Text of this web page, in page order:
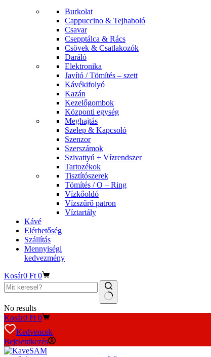
Burkolat
Cappuccino & Tejhaboló
Csavar
Csepptálca & Rács
Csövek & Csatlakozók
Daráló
Elektronika
Javító / Tömítés – szett
Kávékifolyó
Kazán
Kezelőgombok
Központi egység
Meghajtás
Szelep & Kapcsoló
Szenzor
Szerszámok
Szivattyú + Vízrendszer
Tartozékok
Tisztítószerek
Tömítés / O – Ring
Vízkőoldó
Vízszűrő patron
Víztartály
Kávé
Elérhetőség
Szállítás
Mennyiségi
kedvezmény
Kosár0 Ft 0
No results
Kosár0 Ft 0
Kedvencek
Bejelentkezés